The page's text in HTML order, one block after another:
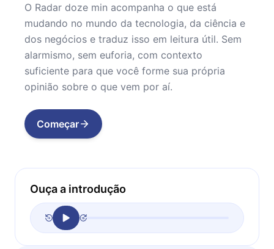
O Radar doze min acompanha o que está
mudando no mundo da tecnologia, da ciência e
dos negócios e traduz isso em leitura útil. Sem
alarmismo, sem euforia, com contexto
suficiente para que você forme sua própria
opinião sobre o que vem por aí.
Começar
Ouça a introdução